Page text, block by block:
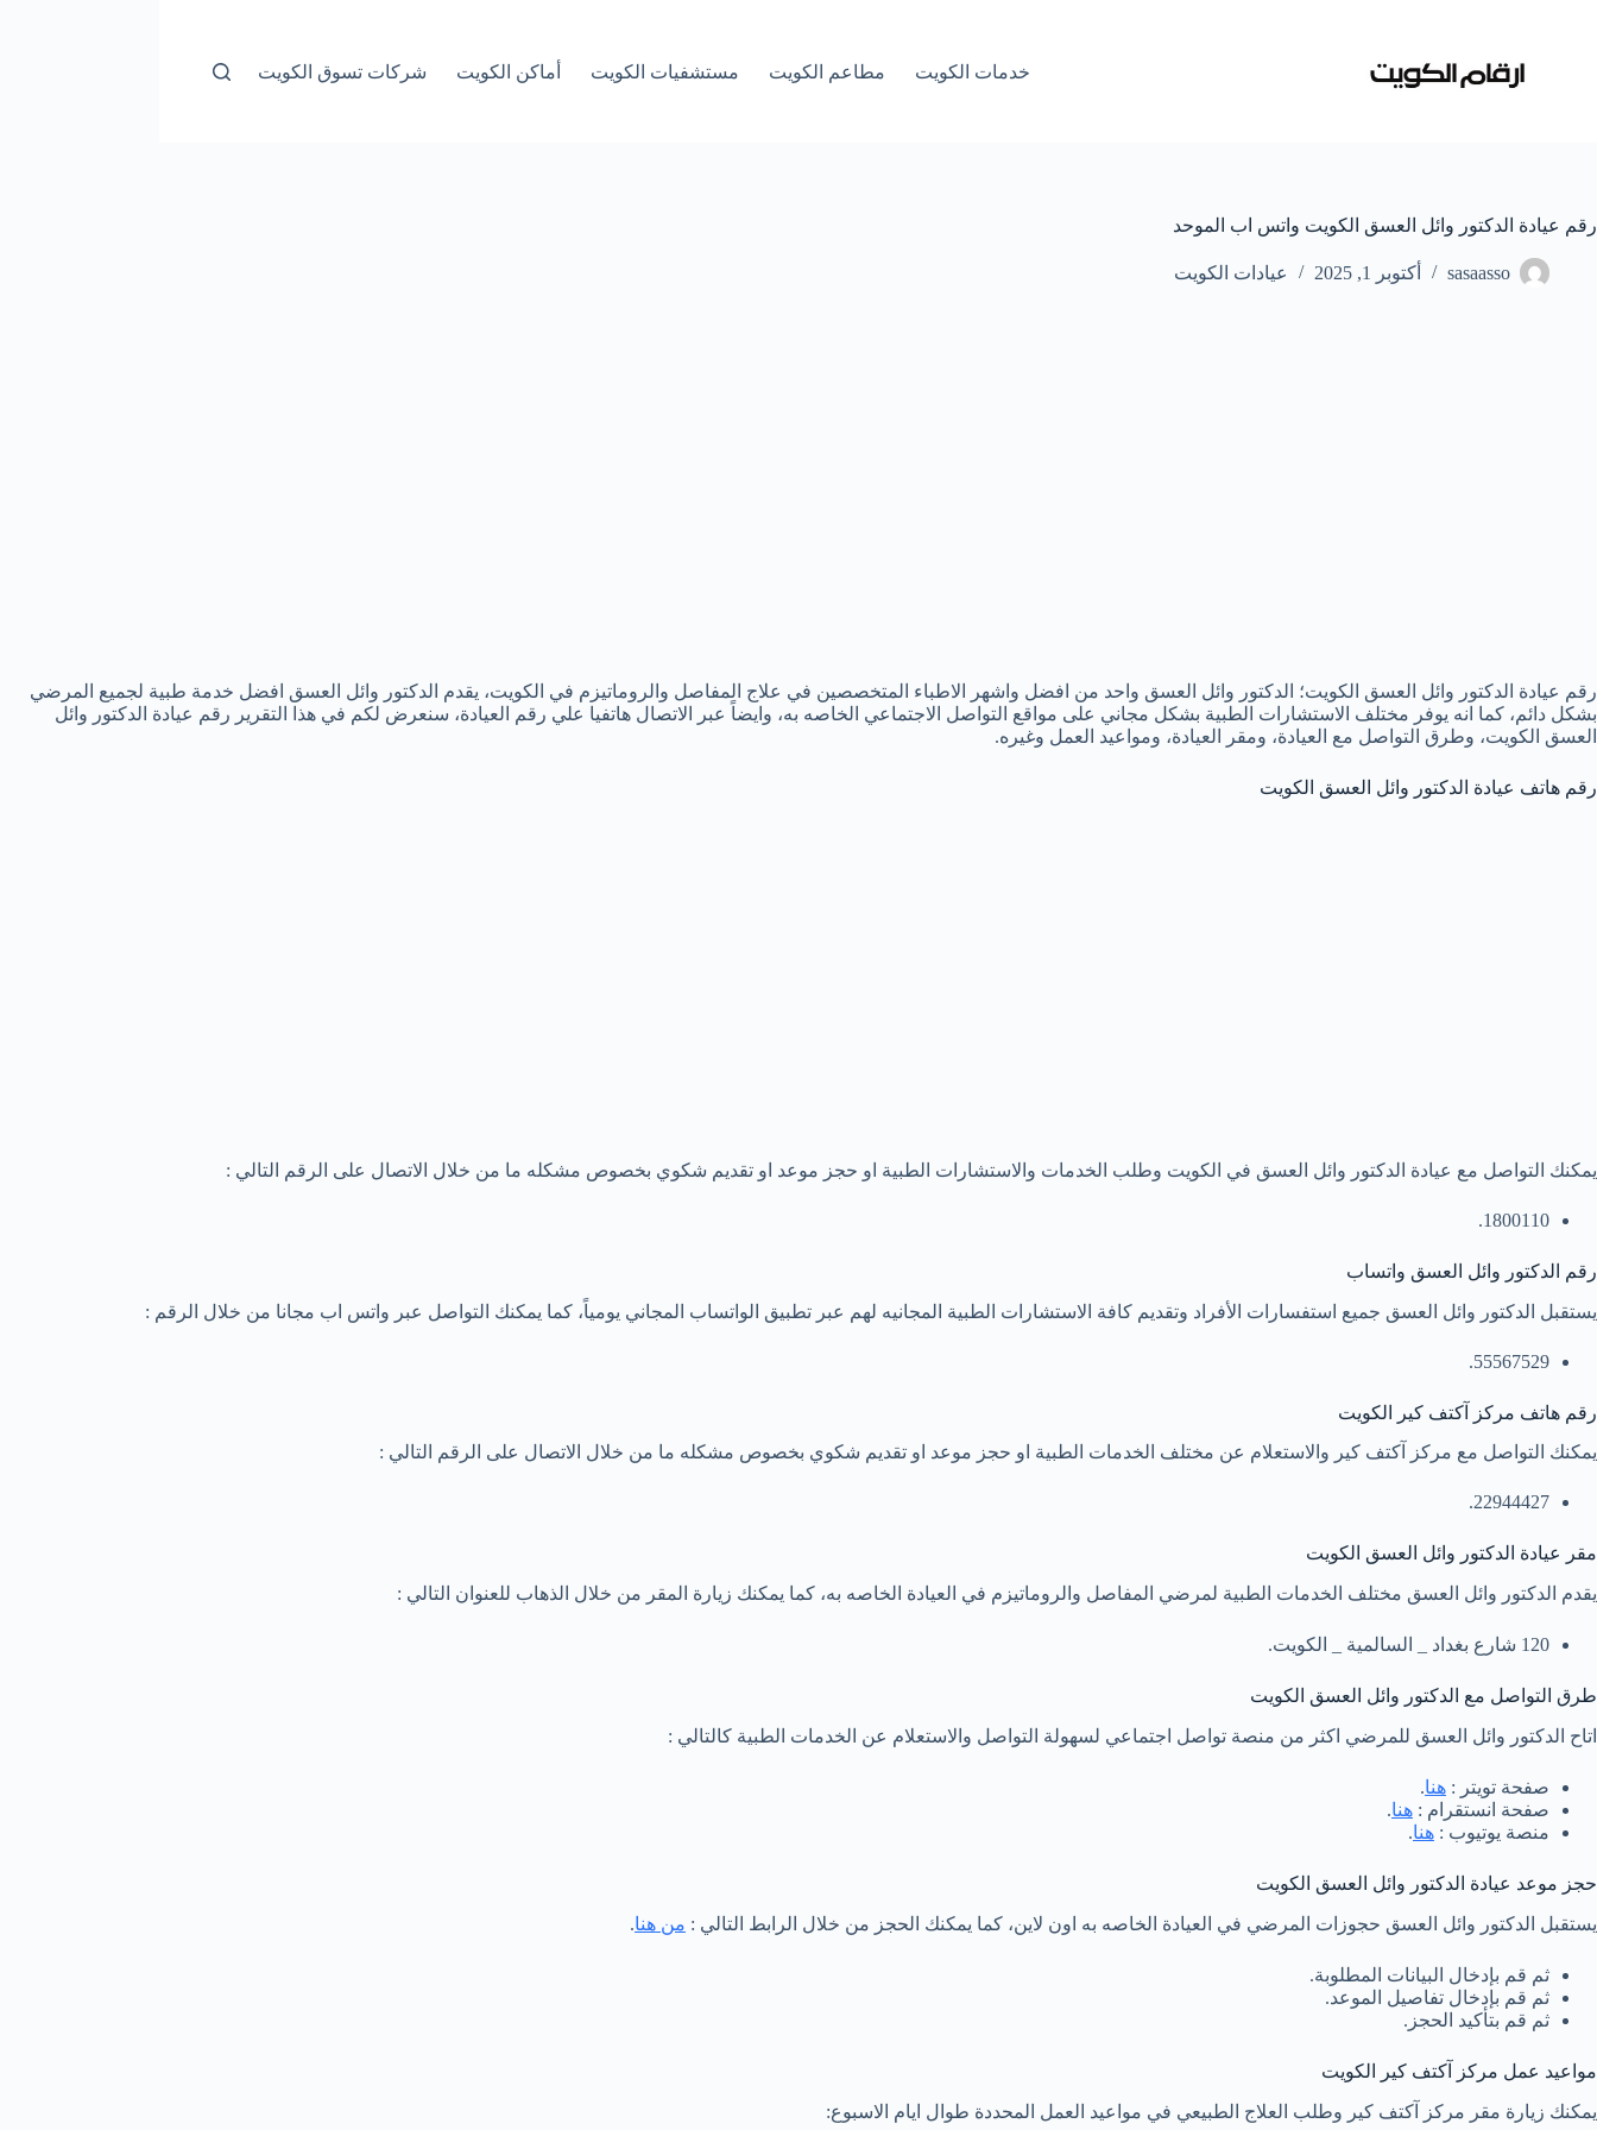
خدمات الكويت مطاعم الكويت مستشفيات الكويت أماكن الكويت شركات تسوق الكويت
رقم عيادة الدكتور وائل العسق الكويت واتس اب الموحد
sasaasso أكتوبر 1, 2025 عيادات الكويت
رقم عيادة الدكتور وائل العسق الكويت؛ الدكتور وائل العسق واحد من افضل واشهر الاطباء المتخصصين في علاج المفاصل والروماتيزم في الكويت، يقدم الدكتور وائل العسق افضل خدمة طبية لجميع المرضي
بشكل دائم، كما انه يوفر مختلف الاستشارات الطبية بشكل مجاني على مواقع التواصل الاجتماعي الخاصه به، وايضاً عبر الاتصال هاتفيا علي رقم العيادة، سنعرض لكم في هذا التقرير رقم عيادة الدكتور وائل
العسق الكويت، وطرق التواصل مع العيادة، ومقر العيادة، ومواعيد العمل وغيره.
رقم هاتف عيادة الدكتور وائل العسق الكويت
يمكنك التواصل مع عيادة الدكتور وائل العسق في الكويت وطلب الخدمات والاستشارات الطبية او حجز موعد او تقديم شكوي بخصوص مشكله ما من خلال الاتصال على الرقم التالي :
1800110.
رقم الدكتور وائل العسق واتساب
يستقبل الدكتور وائل العسق جميع استفسارات الأفراد وتقديم كافة الاستشارات الطبية المجانيه لهم عبر تطبيق الواتساب المجاني يومياً، كما يمكنك التواصل عبر واتس اب مجانا من خلال الرقم :
55567529.
رقم هاتف مركز آكتف كير الكويت
يمكنك التواصل مع مركز آكتف كير والاستعلام عن مختلف الخدمات الطبية او حجز موعد او تقديم شكوي بخصوص مشكله ما من خلال الاتصال على الرقم التالي :
22944427.
مقر عيادة الدكتور وائل العسق الكويت
يقدم الدكتور وائل العسق مختلف الخدمات الطبية لمرضي المفاصل والروماتيزم في العيادة الخاصه به، كما يمكنك زيارة المقر من خلال الذهاب للعنوان التالي :
120 شارع بغداد _ السالمية _ الكويت.
طرق التواصل مع الدكتور وائل العسق الكويت
اتاح الدكتور وائل العسق للمرضي اكثر من منصة تواصل اجتماعي لسهولة التواصل والاستعلام عن الخدمات الطبية كالتالي :
صفحة تويتر : هنا.
صفحة انستقرام : هنا.
منصة يوتيوب : هنا.
حجز موعد عيادة الدكتور وائل العسق الكويت
يستقبل الدكتور وائل العسق حجوزات المرضي في العيادة الخاصه به اون لاين، كما يمكنك الحجز من خلال الرابط التالي : من هنا.
ثم قم بإدخال البيانات المطلوبة.
ثم قم بإدخال تفاصيل الموعد.
ثم قم بتأكيد الحجز.
مواعيد عمل مركز آكتف كير الكويت
يمكنك زيارة مقر مركز آكتف كير وطلب العلاج الطبيعي في مواعيد العمل المحددة طوال ايام الاسبوع: